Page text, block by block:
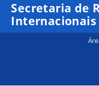
Secretaria de
Internacionais